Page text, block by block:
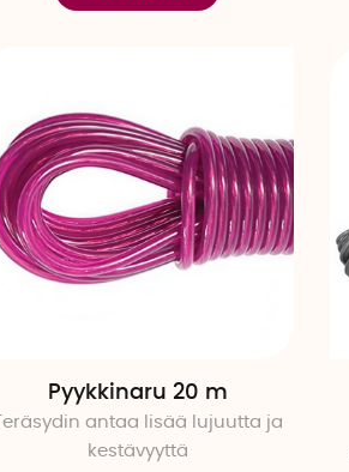
Pyykkinaru 20 m
Teräsydin antaa lisää lujuutta ja
kestävyyttä